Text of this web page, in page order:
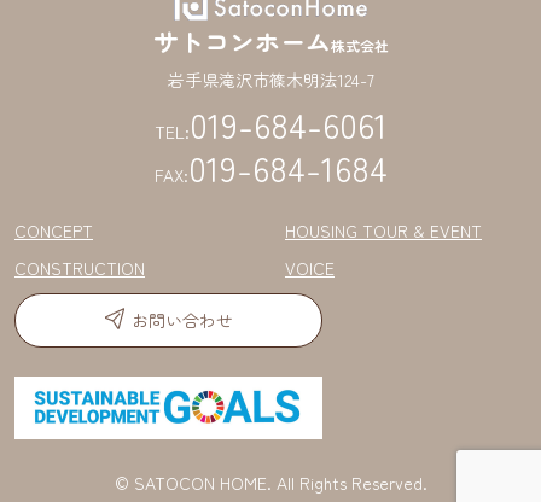
サトコンホーム株式会社
岩手県滝沢市篠木明法124-7
TEL:019-684-6061
FAX:019-684-1684
CONCEPT
HOUSING TOUR & EVENT
CONSTRUCTION
VOICE
お問い合わせ
© SATOCON HOME. All Rights Reserved.